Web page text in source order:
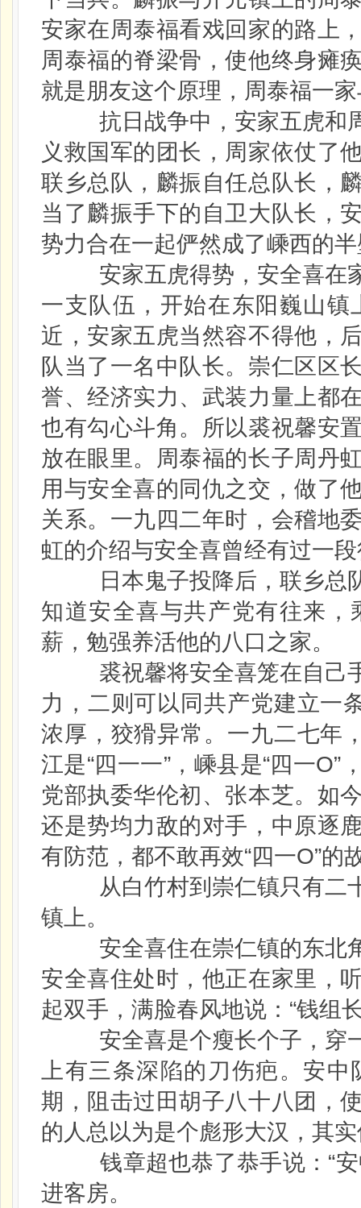
安家在周泰福看戏回家的路上
周泰福的脊梁骨，使他终身瘫
就是朋友这个原理，周泰福一
抗日战争中，安家五虎和周
义救国军的团长，周家依仗了
联乡总队，麟振自任总队长，
当了麟振手下的自卫大队长，
势力合在一起俨然成了嵊西的
安家五虎得势，安全喜在家
一支队伍，开始在东阳巍山
近，安家五虎当然容不得他，
队当了一名中队长。崇仁区区
誉、经济实力、武装力量上都
也有勾心斗角。所以裘祝馨安
放在眼里。周泰福的长子周丹
用与安全喜的同仇之交，做了
关系。一九四二年时，会稽地
虹的介绍与安全喜曾经有过一
日本鬼子投降后，联乡总队
知道安全喜与共产党有往来
薪，勉强养活他的八口之家。
裘祝馨将安全喜笼在自己手
力，二则可以同共产党建立一
浓厚，狡猾异常。一九二七年
江是“四一一”，嵊县是“四一
党部执委华伦初、张本芝。如
还是势均力敌的对手，中原逐
有防范，都不敢再效“四一O”的
从白竹村到崇仁镇只有二十
镇上。
安全喜住在崇仁镇的东北角
安全喜住处时，他正在家里，
起双手，满脸春风地说：“钱组
安全喜是个瘦长个子，穿一
上有三条深陷的刀伤疤。安
期，阻击过田胡子八十八团，
的人总以为是个彪形大汉，其
钱章超也恭了恭手说：“安
进客房。